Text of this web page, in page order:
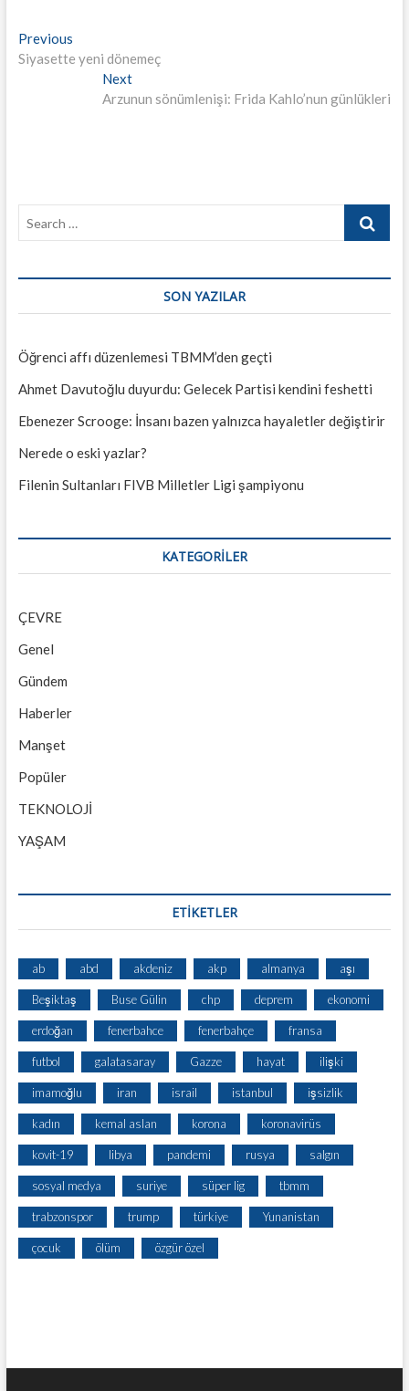
Yazı
gezinmesi
PreviousPrevious
post:
Siyasette yeni dönemeç
NextNext
post:
Arzunun sönümlenişi: Frida Kahlo’nun günlükleri
Search
SON YAZILAR
Öğrenci affı düzenlemesi TBMM’den geçti
Ahmet Davutoğlu duyurdu: Gelecek Partisi kendini feshetti
Ebenezer Scrooge: İnsanı bazen yalnızca hayaletler değiştirir
Nerede o eski yazlar?
Filenin Sultanları FIVB Milletler Ligi şampiyonu
KATEGORILER
ÇEVRE
Genel
Gündem
Haberler
Manşet
Popüler
TEKNOLOJİ
YAŞAM
ETİKETLER
ab abd akdeniz akp almanya aşı
Beşiktaş Buse Gülin chp deprem ekonomi
erdoğan fenerbahce fenerbahçe fransa
futbol galatasaray Gazze hayat ilişki
imamoğlu iran israil istanbul işsizlik
kadın kemal aslan korona koronavirüs
kovit-19 libya pandemi rusya salgın
sosyal medya suriye süper lig tbmm
trabzonspor trump türkiye Yunanistan
çocuk ölüm özgür özel